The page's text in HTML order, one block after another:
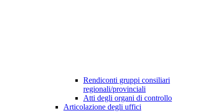
Rendiconti gruppi consiliari
regionali/provinciali
Atti degli organi di controllo
Articolazione degli uffici